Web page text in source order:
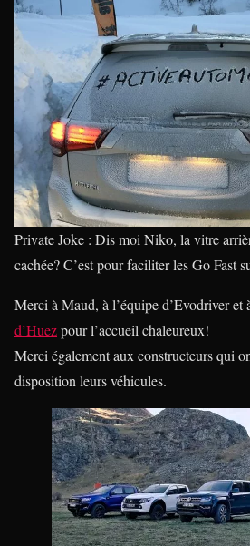
Private Joke : Dis moi Niko, la vitre
cachée? C’est pour faciliter les Go Fast
Merci à Maud, à l’équipe d’Evodriver et
d’Huezpour l’accueil chaleureux!
Merci également aux constructeurs qui
disposition leurs véhicules.